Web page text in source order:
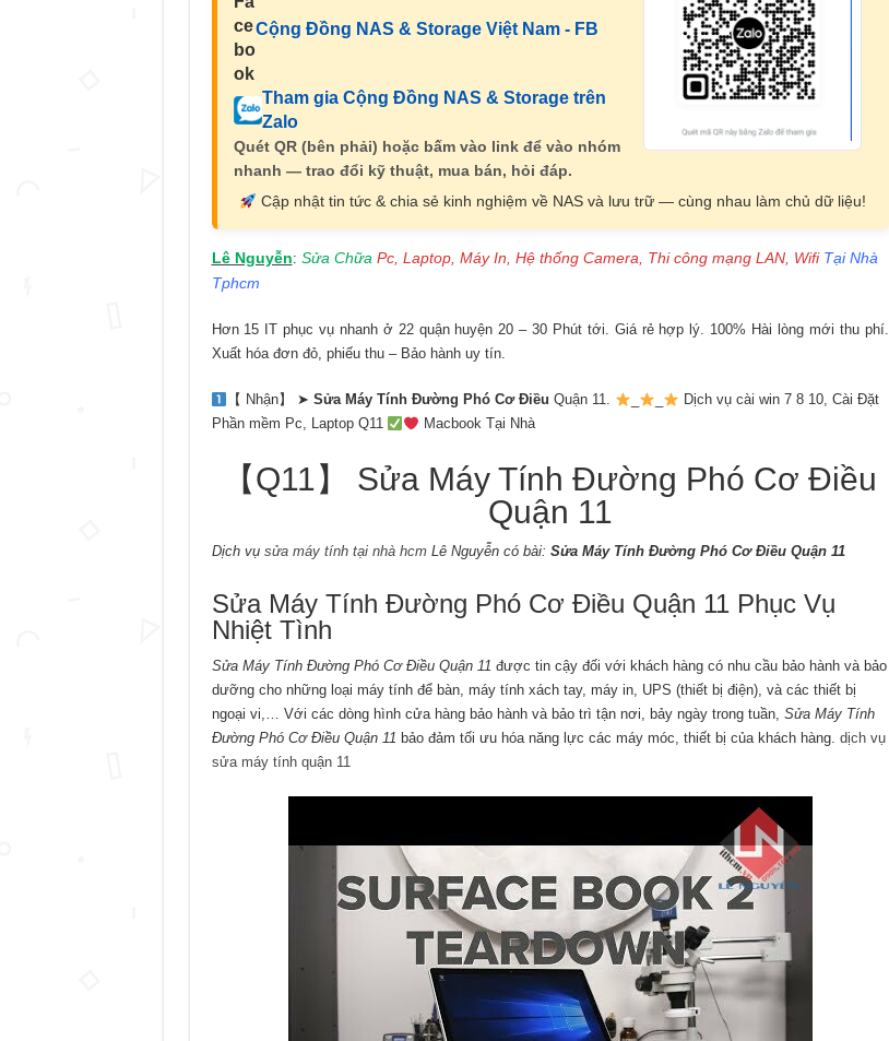
Cộng Đồng NAS & Storage Việt Nam - FB
Tham gia Cộng Đồng NAS & Storage trên
Zalo
Quét QR (bên phải) hoặc bấm vào link để vào nhóm
nhanh — trao đổi kỹ thuật, mua bán, hỏi đáp.
Cập nhật tin tức & chia sẻ kinh nghiệm về NAS và lưu trữ — cùng nhau làm chủ dữ liệu!
Lê Nguyễn: Sửa ChữaPc, Laptop, Máy In, Hệ thống Camera, Thi công mạng LAN, Wifi Tại Nhà
Tphcm
Hơn 15 IT phục vụ nhanh ở 22 quận huyện 20 – 30 Phút tới. Giá rẻ hợp lý. 100% Hài lòng mới thu phí.
Xuất hóa đơn đỏ, phiếu thu – Bảo hành uy tín.
【 Nhận】 ➤Sửa Máy Tính Đường Phó Cơ Điều Quận 11.
Dịch vụ cài win 7 8 10, Cài Đặt
Phần mềm Pc, Laptop Q11
Macbook Tại Nhà
【Q11】 Sửa Máy Tính Đường Phó Cơ Điều
Quận 11
Dịch vụsửa máy tính tại nhà hcmLê Nguyễn có bài: Sửa Máy Tính Đường Phó Cơ Điều Quận 11
Sửa Máy Tính Đường Phó Cơ Điều Quận 11 Phục Vụ
Nhiệt Tình
Sửa Máy Tính Đường Phó Cơ Điều Quận 11 được tin cậy đối với khách hàng có nhu cầu bảo hành và bảo
dưỡng cho những loại máy tính để bàn, máy tính xách tay, máy in, UPS (thiết bị điện), và các thiết bị
ngoại vi,… Với các dòng hình cửa hàng bảo hành và bảo trì tận nơi, bảy ngày trong tuần, Sửa Máy Tính
Đường Phó Cơ Điều Quận 11 bảo đảm tối ưu hóa năng lực các máy móc, thiết bị của khách hàng. dịch vụ
sửa máy tính quận 11